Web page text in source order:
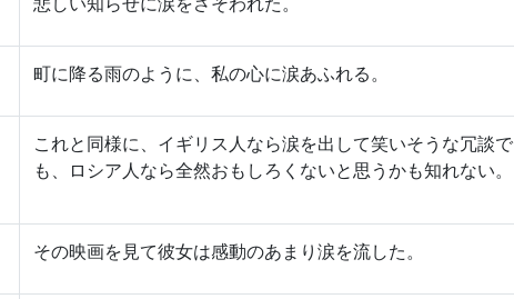
町に降る雨のように、私の心に涙あふれる。
これと同様に、イギリス人なら涙を出して笑いそうな冗談で
も、ロシア人なら全然おもしろくないと思うかも知れない。
その映画を見て彼女は感動のあまり涙を流した。